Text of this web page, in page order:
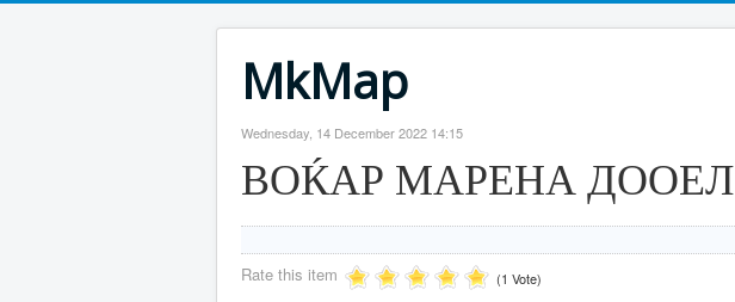
MkMap
Wednesday, 14 December 2022 14:15
ВОЌАР МАРЕНА ДООЕЛ
Rate this item (1 Vote)